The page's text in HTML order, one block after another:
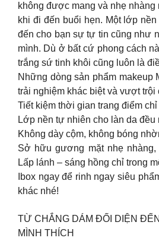
không được mang và nhẹ
khi đi đến buổi hẹn. Một lớp
đến cho bạn sự tự tin cũng như
mình. Dù ở bất cứ phong cách
trắng sứ tinh khôi cũng luôn là
Những dòng sản phẩm makeup
trải nghiệm khác biệt và vượt trội
Tiết kiệm thời gian trang điểm
Lớp nền tự nhiên cho làn da đều
Không dày cộm, không bóng
Sở hữu gương mặt nhẹ
Lấp lánh – sáng hồng chỉ trong
Ibox ngay để rinh ngay siêu
khác nhé!
TỪ CHẮNG DÁM ĐỐI DIỆN
MÌNH THÍCH